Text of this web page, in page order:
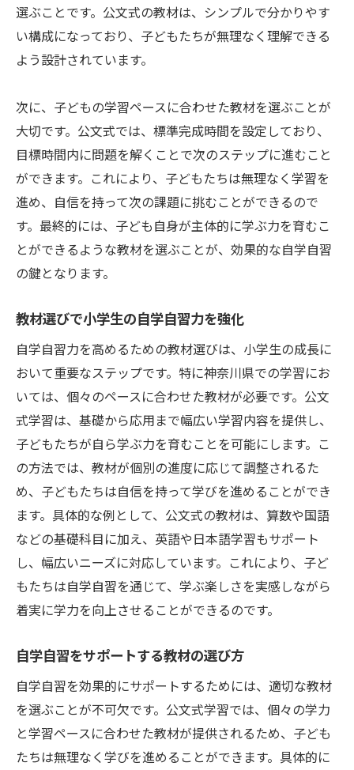
選ぶことです。公文式の教材は、シンプルで分かりやす
い構成になっており、子どもたちが無理なく理解できる
よう設計されています。
次に、子どもの学習ペースに合わせた教材を選ぶことが
大切です。公文式では、標準完成時間を設定しており、
目標時間内に問題を解くことで次のステップに進むこと
ができます。これにより、子どもたちは無理なく学習を
進め、自信を持って次の課題に挑むことができるので
す。最終的には、子ども自身が主体的に学ぶ力を育むこ
とができるような教材を選ぶことが、効果的な自学自習
の鍵となります。
教材選びで小学生の自学自習力を強化
自学自習力を高めるための教材選びは、小学生の成長に
おいて重要なステップです。特に神奈川県での学習にお
いては、個々のペースに合わせた教材が必要です。公文
式学習は、基礎から応用まで幅広い学習内容を提供し、
子どもたちが自ら学ぶ力を育むことを可能にします。こ
の方法では、教材が個別の進度に応じて調整されるた
め、子どもたちは自信を持って学びを進めることができ
ます。具体的な例として、公文式の教材は、算数や国語
などの基礎科目に加え、英語や日本語学習もサポート
し、幅広いニーズに対応しています。これにより、子ど
もたちは自学自習を通じて、学ぶ楽しさを実感しながら
着実に学力を向上させることができるのです。
自学自習をサポートする教材の選び方
自学自習を効果的にサポートするためには、適切な教材
を選ぶことが不可欠です。公文式学習では、個々の学力
と学習ペースに合わせた教材が提供されるため、子ども
たちは無理なく学びを進めることができます。具体的に